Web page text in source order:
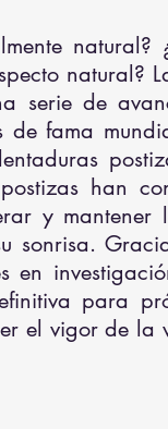
natural?
natural?
serie de
de fama
han
y
en
para
el vigor de